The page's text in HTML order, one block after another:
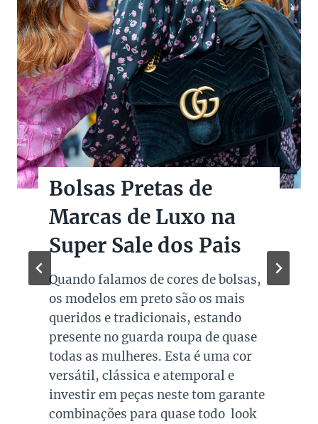
Bolsas Pretas de
Marcas de Luxo na
Super Sale dos Pais
Quando falamos de cores de bolsas,
os modelos em preto são os mais
queridos e tradicionais, estando
presente no guarda roupa de quase
todas as mulheres. Esta é uma cor
versátil, clássica e atemporal e
investir em peças neste tom garante
combinações para quase todo look